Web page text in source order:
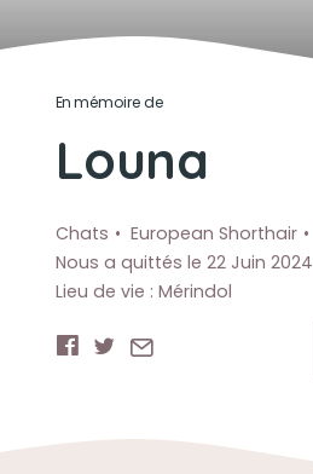
En mémoire de
Louna
Chats European Shorthair
Nous a quittés le 22 Juin 2024
Lieu de vie : Mérindol